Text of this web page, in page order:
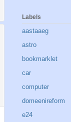
Labels
aastaaeg
astro
bookmarklet
car
computer
domeenireform
e24